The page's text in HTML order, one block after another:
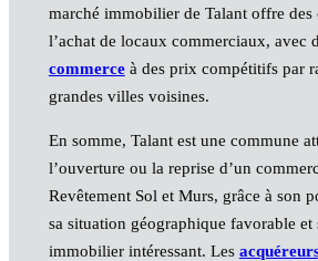
marché immobilier de Talant offre
l’achat de locaux commerciaux, avec
commerceà des prix compétitifs par
grandes villes voisines.
En somme, Talant est une commune
l’ouverture ou la reprise d’un
Revêtement Sol et Murs, grâce à son
sa situation géographique favorable et
immobilier intéressant. Les